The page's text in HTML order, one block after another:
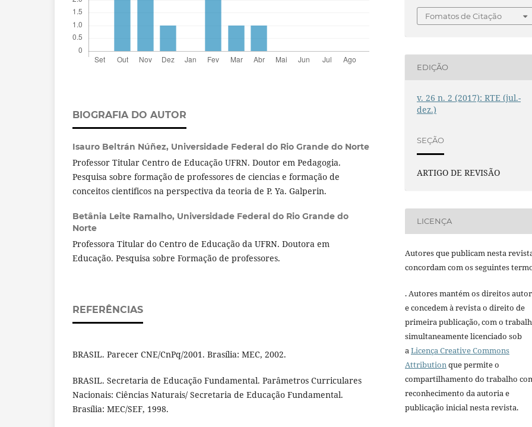
BIOGRAFIA DO AUTOR
Isauro Beltrán Núñez, Universidade Federal do Rio Grande do Norte
Professor Titular Centro de Educação UFRN. Doutor em Pedagogia.
Pesquisa sobre formação de professores de ciencias e formação de
conceitos cientificos na perspectiva da teoria de P. Ya. Galperin.
Betânia Leite Ramalho, Universidade Federal do Rio Grande do
Norte
Professora Titular do Centro de Educação da UFRN. Doutora em
Educação. Pesquisa sobre Formação de professores.
REFERÊNCIAS
BRASIL. Parecer CNE/CnPq/2001. Brasília: MEC, 2002.
BRASIL. Secretaria de Educação Fundamental. Parâmetros Curriculares
Nacionais: Ciências Naturais/ Secretaria de Educação Fundamental.
Brasília: MEC/SEF, 1998.
Fomatos de Citação
EDIÇÃO
v. 26 n. 2 (2017): RTE (jul.-
dez.)
SEÇÃO
ARTIGO DE REVISÃO
LICENÇA
Autores que publicam nesta
concordam com os seguintes
. Autores mantém os direitos
e concedem à revista o direito de
primeira publicação, com o
simultaneamente licenciado sob
aLicença Creative Commons
Attributionque permite o
compartilhamento do trabalho
reconhecimento da autoria e
publicação inicial nesta revista.